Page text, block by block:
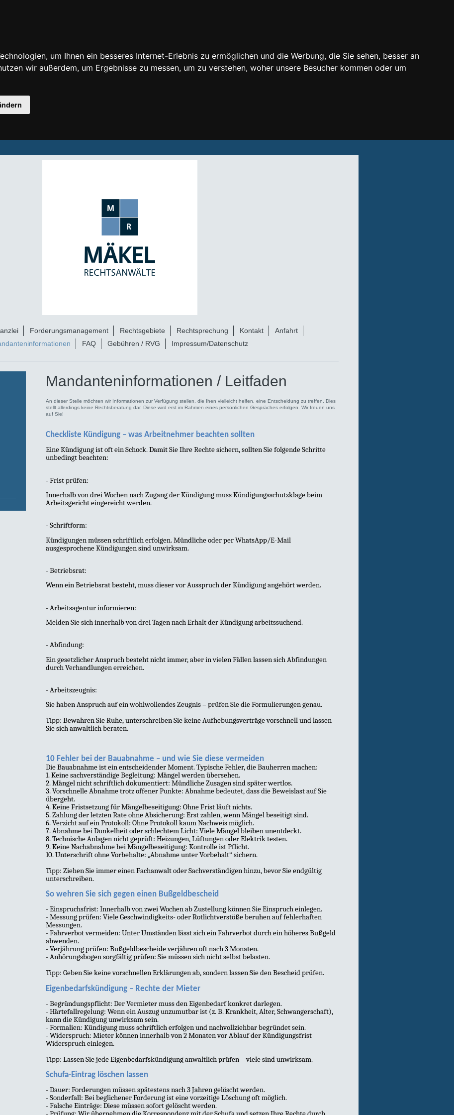
um Ihnen ein besseres Internet-Erlebnis zu ermöglichen und die Werbung, die Sie sehen, besser an
wir außerdem, um Ergebnisse zu messen, um zu verstehen, woher unsere Besucher kommen oder um
Forderungsmanagement Rechtsgebiete Rechtsprechung Kontakt
Anfahrt
FAQ Gebühren / RVG Impressum/Datenschutz
Mandanteninformationen / Leitfaden
An dieser Stelle möchten wir Informationen zur Verfügung stellen, die Ihen vielleicht helfen, eine Entscheidung zu treffen. Dies
stellt allerdings keine Rechtsberatung dar. Diese wird erst im Rahmen eines persönlichen Gespräches erfolgen. Wir freuen uns
auf Sie!
Checkliste Kündigung – was Arbeitnehmer beachten sollten
Eine Kündigung ist oft ein Schock. Damit Sie Ihre Rechte sichern, sollten Sie folgende Schritte
unbedingt beachten:
- Frist prüfen:
Innerhalb von drei Wochen nach Zugang der Kündigung muss Kündigungsschutzklage beim
Arbeitsgericht eingereicht werden.
- Schriftform:
Kündigungen müssen schriftlich erfolgen. Mündliche oder per WhatsApp/E-Mail
ausgesprochene Kündigungen sind unwirksam.
- Betriebsrat:
Wenn ein Betriebsrat besteht, muss dieser vor Ausspruch der Kündigung angehört werden.
- Arbeitsagentur informieren:
Melden Sie sich innerhalb von drei Tagen nach Erhalt der Kündigung arbeitssuchend.
- Abfindung:
Ein gesetzlicher Anspruch besteht nicht immer, aber in vielen Fällen lassen sich Abfindungen
durch Verhandlungen erreichen.
- Arbeitszeugnis:
Sie haben Anspruch auf ein wohlwollendes Zeugnis – prüfen Sie die Formulierungen genau.
Tipp: Bewahren Sie Ruhe, unterschreiben Sie keine Aufhebungsverträge vorschnell und lassen
Sie sich anwaltlich beraten.
10 Fehler bei der Bauabnahme – und wie Sie diese vermeiden
Die Bauabnahme ist ein entscheidender Moment. Typische Fehler, die Bauherren machen:
1. Keine sachverständige Begleitung: Mängel werden übersehen.
2. Mängel nicht schriftlich dokumentiert: Mündliche Zusagen sind später wertlos.
3. Vorschnelle Abnahme trotz offener Punkte: Abnahme bedeutet, dass die Beweislast auf Sie
übergeht.
4. Keine Fristsetzung für Mängelbeseitigung: Ohne Frist läuft nichts.
5. Zahlung der letzten Rate ohne Absicherung: Erst zahlen, wenn Mängel beseitigt sind.
6. Verzicht auf ein Protokoll: Ohne Protokoll kaum Nachweis möglich.
7. Abnahme bei Dunkelheit oder schlechtem Licht: Viele Mängel bleiben unentdeckt.
8. Technische Anlagen nicht geprüft: Heizungen, Lüftungen oder Elektrik testen.
9. Keine Nachabnahme bei Mängelbeseitigung: Kontrolle ist Pflicht.
10. Unterschrift ohne Vorbehalte: „Abnahme unter Vorbehalt“ sichern.
Tipp: Ziehen Sie immer einen Fachanwalt oder Sachverständigen hinzu, bevor Sie endgültig
unterschreiben.
So wehren Sie sich gegen einen Bußgeldbescheid
- Einspruchsfrist: Innerhalb von zwei Wochen ab Zustellung können Sie Einspruch einlegen.
- Messung prüfen: Viele Geschwindigkeits- oder Rotlichtverstöße beruhen auf fehlerhaften
Messungen.
- Fahrverbot vermeiden: Unter Umständen lässt sich ein Fahrverbot durch ein höheres Bußgeld
abwenden.
- Verjährung prüfen: Bußgeldbescheide verjähren oft nach 3 Monaten.
- Anhörungsbogen sorgfältig prüfen: Sie müssen sich nicht selbst belasten.
Tipp: Geben Sie keine vorschnellen Erklärungen ab, sondern lassen Sie den Bescheid prüfen.
Eigenbedarfskündigung – Rechte der Mieter
- Begründungspflicht: Der Vermieter muss den Eigenbedarf konkret darlegen.
- Härtefallregelung: Wenn ein Auszug unzumutbar ist (z. B. Krankheit, Alter, Schwangerschaft),
kann die Kündigung unwirksam sein.
- Formalien: Kündigung muss schriftlich erfolgen und nachvollziehbar begründet sein.
- Widerspruch: Mieter können innerhalb von 2 Monaten vor Ablauf der Kündigungsfrist
Widerspruch einlegen.
Tipp: Lassen Sie jede Eigenbedarfskündigung anwaltlich prüfen – viele sind unwirksam.
Schufa-Eintrag löschen lassen
- Dauer: Forderungen müssen spätestens nach 3 Jahren gelöscht werden.
- Sonderfall: Bei beglichener Forderung ist eine vorzeitige Löschung oft möglich.
- Falsche Einträge: Diese müssen sofort gelöscht werden.